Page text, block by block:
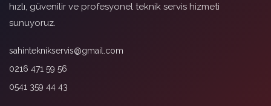
hızlı, güvenilir ve profesyonel teknik servis hizmeti
sunuyoruz.
sahinteknikservis@gmail.com
0216 471 59 56
0541 359 44 43